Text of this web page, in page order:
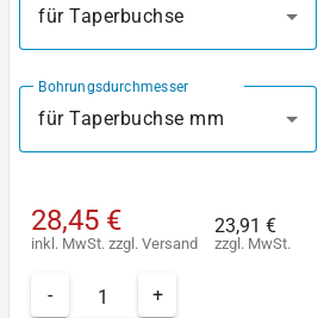
für Taperbuchse
Bohrungsdurchmesser
für Taperbuchse mm
28,45 €
inkl. MwSt. zzgl. Versand
23,91 €
zzgl. MwSt.
- +